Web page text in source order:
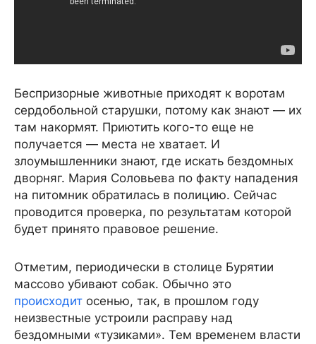
Беспризорные животные приходят к воротам
сердобольной старушки, потому как знают — их
там накормят. Приютить кого-то еще не
получается — места не хватает. И
злоумышленники знают, где искать бездомных
дворняг. Мария Соловьева по факту нападения
на питомник обратилась в полицию. Сейчас
проводится проверка, по результатам которой
будет принято правовое решение.
Отметим, периодически в столице Бурятии
массово убивают собак. Обычно это
происходит осенью, так, в прошлом году
неизвестные устроили расправу над
бездомными «тузиками». Тем временем власти